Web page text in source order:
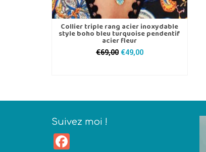
Collier triple rang acier inoxydable
style boho bleu turquoise pendentif
acier fleur
€69,00 Le
€49,00Le
Suivez moi !